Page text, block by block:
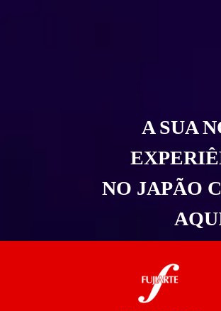
A SUA
NO JAPÃO